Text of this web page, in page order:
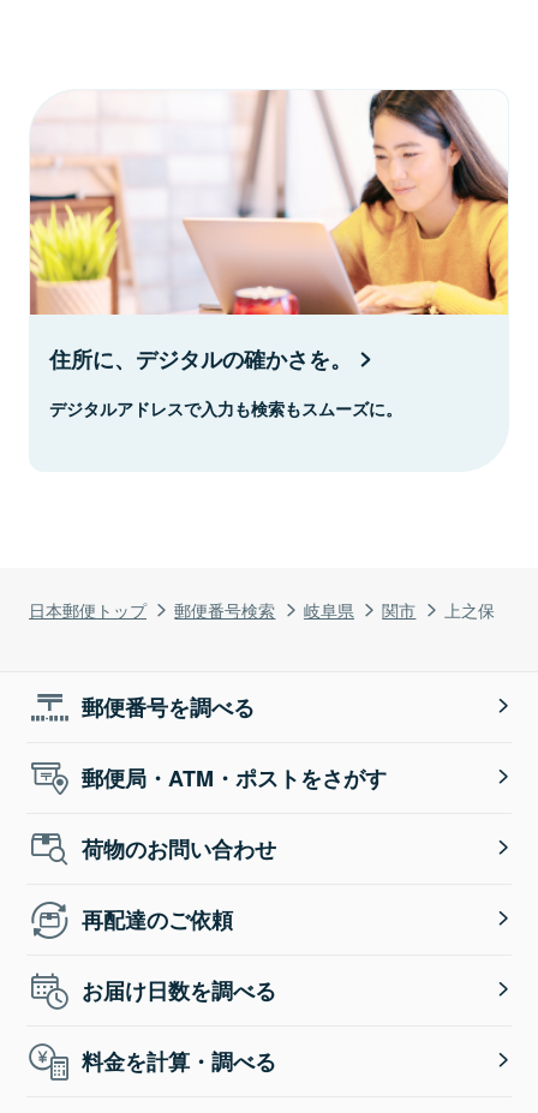
日本郵便トップ 郵便番号検索 岐阜県 関市 上之保
住所に、デジタルの確かさを。
デジタルアドレスで入力も検索もスムーズに。
郵便番号を調べる
郵便局・ATM・ポストをさがす
荷物のお問い合わせ
再配達のご依頼
お届け日数を調べる
料金を計算・調べる